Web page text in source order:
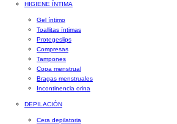
HIGIENE ÍNTIMA
Gel íntimo
Toallitas íntimas
Protegeslips
Compresas
Tampones
Copa menstrual
Bragas menstruales
Incontinencia orina
DEPILACIÓN
Cera depilatoria